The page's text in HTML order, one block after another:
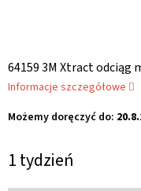
1 tydzień
Możemy doręczyć do:
64159 3M Xtract odciąg
Informacje szczegółowe